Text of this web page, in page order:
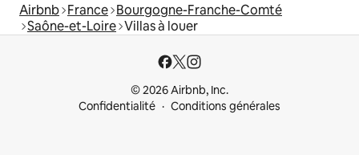
Airbnb France Bourgogne-Franche-Comté
Saône-et-Loire Villas à louer
© 2026 Airbnb, Inc.
Confidentialité
Conditions générales